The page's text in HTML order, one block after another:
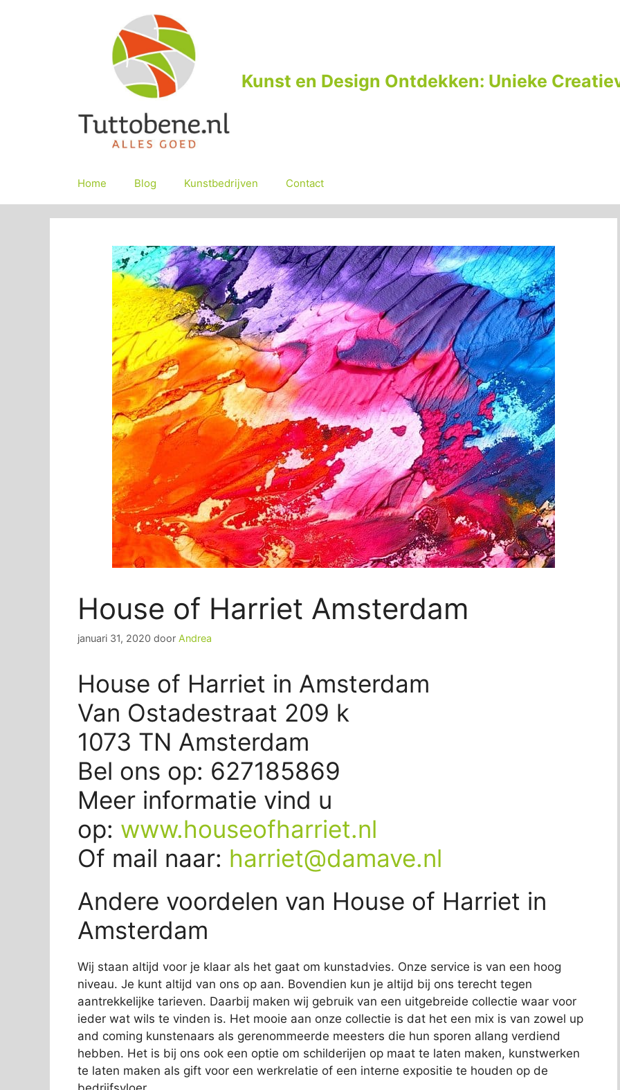
Kunst en Design Ontdekken: Unieke
Home Blog Kunstbedrijven Contact
House of Harriet Amsterdam
januari 31, 2020 door Andrea
House of Harriet in Amsterdam
Van Ostadestraat 209 k
1073 TN Amsterdam
Bel ons op: 627185869
Meer informatie vind u
op: www.houseofharriet.nl
Of mail naar: harriet@damave.nl
Andere voordelen van House of Harriet in
Amsterdam
Wij staan altijd voor je klaar als het gaat om kunstadvies. Onze service is van een hoog
niveau. Je kunt altijd van ons op aan. Bovendien kun je altijd bij ons terecht tegen
aantrekkelijke tarieven. Daarbij maken wij gebruik van een uitgebreide collectie waar voor
ieder wat wils te vinden is. Het mooie aan onze collectie is dat het een mix is van zowel up
and coming kunstenaars als gerenommeerde meesters die hun sporen allang verdiend
hebben. Het is bij ons ook een optie om schilderijen op maat te laten maken, kunstwerken
te laten maken als gift voor een werkrelatie of een interne expositie te houden op de